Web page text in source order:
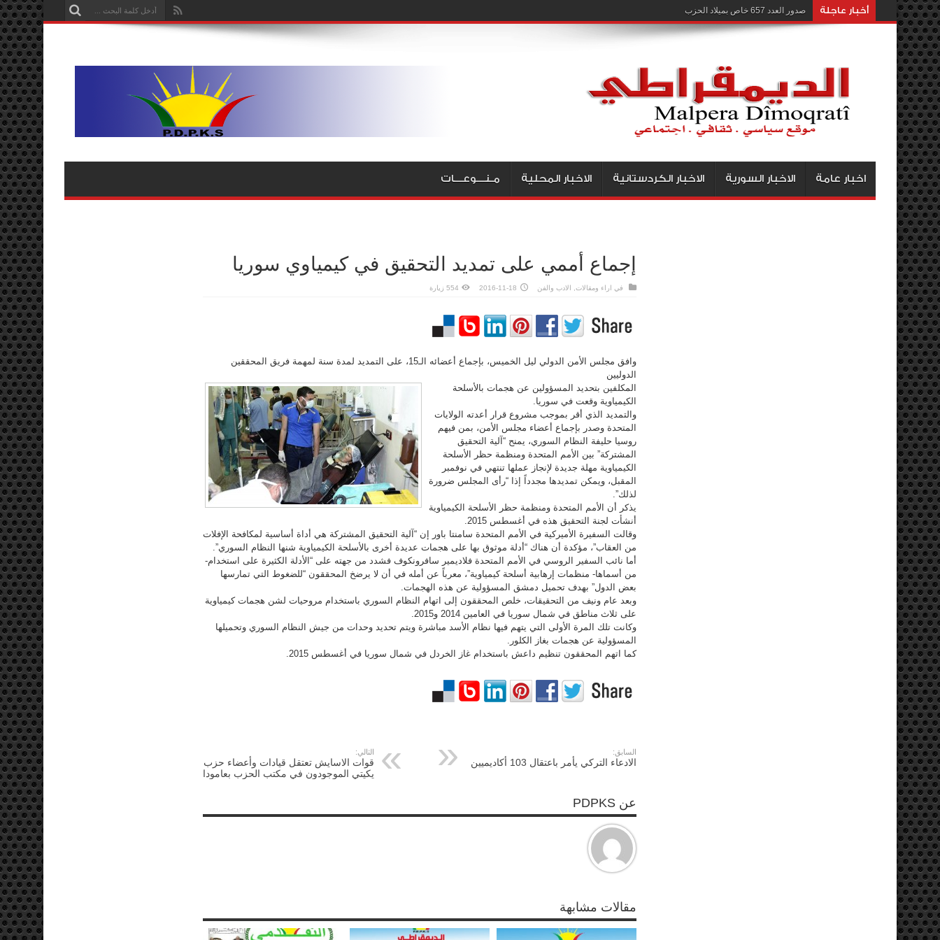
أخبار عاجلة صدور العدد 657 خاص بميلاد الحزب
اخبار عامة الاخبار السورية الاخبار الكردستانية الاخبار المحلية مـنـــوعـــات
إجماع أممي على تمديد التحقيق في كيمياوي سوريا
في اراء ومقالات الادب والفن 2016-11-18 554 زيارة
وافق مجلس الأمن الدولي ليل الخميس، بإجماع أعضائه الـ15، على التمديد لمدة سنة لمهمة فريق المحققين
الدوليين
المكلفين بتحديد المسؤولين عن هجمات بالأسلحة
الكيمياوية وقعت في سوريا.
والتمديد الذي أقر بموجب مشروع قرار أعدته الولايات
المتحدة وصدر بإجماع أعضاء مجلس الأمن، بمن فيهم
روسيا حليفة النظام السوري، يمنح “آلية التحقيق
المشتركة” بين الأمم المتحدة ومنظمة حظر الأسلحة
الكيمياوية مهلة جديدة لإنجاز عملها تنتهي في نوفمبر
المقبل، ويمكن تمديدها مجدداً إذا “رأى المجلس ضرورة
لذلك”.
يذكر أن الأمم المتحدة ومنظمة حظر الأسلحة الكيمياوية
أنشأت لجنة التحقيق هذه في أغسطس 2015.
وقالت السفيرة الأميركية في الأمم المتحدة سامنتا باور إن “آلية التحقيق المشتركة هي أداة أساسية لمكافحة الإفلات
من العقاب”، مؤكدة أن هناك “أدلة موثوق بها على هجمات عديدة أخرى بالأسلحة الكيمياوية شنها النظام السوري”.
أما نائب السفير الروسي في الأمم المتحدة فلاديمير سافرونكوف فشدد من جهته على “الأدلة الكثيرة على استخدام-
من أسماها- منظمات إرهابية أسلحة كيمياوية”، معرباً عن أمله في أن لا يرضخ المحققون “للضغوط التي تمارسها
بعض الدول” بهدف تحميل دمشق المسؤولية عن هذه الهجمات.
وبعد عام ونيف من التحقيقات، خلص المحققون إلى اتهام النظام السوري باستخدام مروحيات لشن هجمات كيمياوية
على ثلاث مناطق في شمال سوريا في العامين 2014 و2015.
وكانت تلك المرة الأولى التي يتهم فيها نظام الأسد مباشرة ويتم تحديد وحدات من جيش النظام السوري وتحميلها
المسؤولية عن هجمات بغاز الكلور.
كما اتهم المحققون تنظيم داعش باستخدام غاز الخردل في شمال سوريا في أغسطس 2015.
السابق:
الادعاء التركي يأمر باعتقال 103 أكاديميين
التالي:
قوات الاسايش تعتقل قيادات وأعضاء حزب
يكيتي الموجودون في مكتب الحزب بعامودا
عن PDPKS
مقالات مشابهة